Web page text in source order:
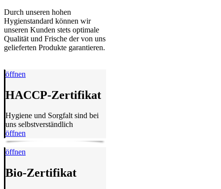
Durch unseren hohen
Hygienstandard können wir
unseren Kunden stets optimale
Qualität und Frische der von uns
gelieferten Produkte garantieren.
öffnen
HACCP-Zertifikat
Hygiene und Sorgfalt sind bei
uns selbstverständlich
öffnen
öffnen
Bio-Zertifikat